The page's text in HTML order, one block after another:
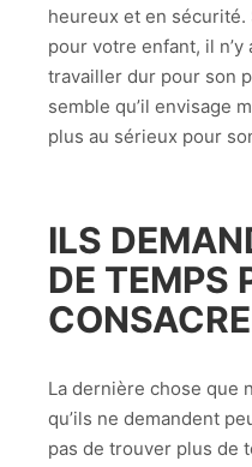
heureux et en
pour votre enfant, il
travailler dur pour son
semble qu’il envisage
plus au sérieux pour
ILS
DE TEMPS
La dernière chose que
qu’ils ne demandent
pas de trouver plus de